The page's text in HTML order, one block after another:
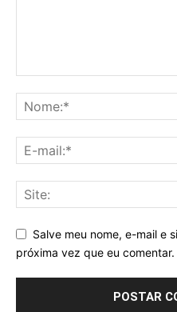
Salve meu nome, e-mail e
próxima vez que eu comentar.